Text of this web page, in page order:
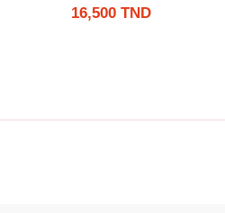
16,500 TND